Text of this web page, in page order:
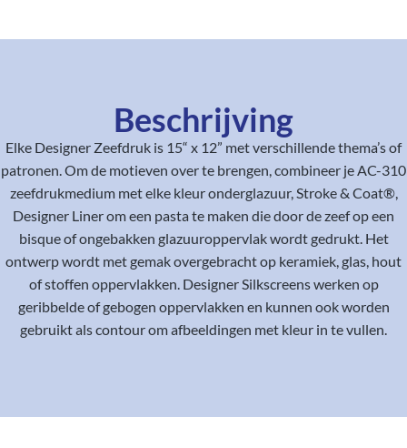
Beschrijving
Elke Designer Zeefdruk is 15“ x 12” met verschillende thema’s of
patronen. Om de motieven over te brengen, combineer je AC-310
zeefdrukmedium met elke kleur onderglazuur, Stroke & Coat®,
Designer Liner om een pasta te maken die door de zeef op een
bisque of ongebakken glazuuroppervlak wordt gedrukt. Het
ontwerp wordt met gemak overgebracht op keramiek, glas, hout
of stoffen oppervlakken. Designer Silkscreens werken op
geribbelde of gebogen oppervlakken en kunnen ook worden
gebruikt als contour om afbeeldingen met kleur in te vullen.